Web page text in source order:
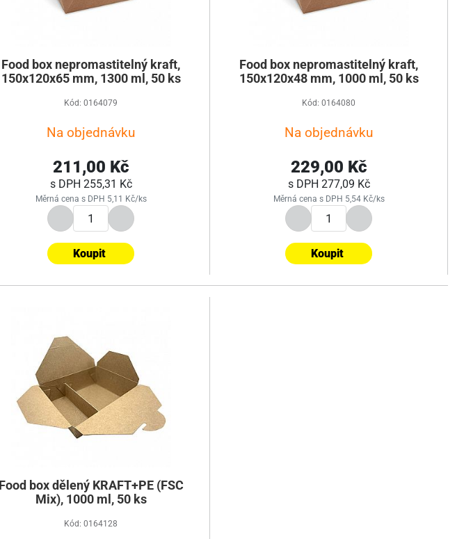
Food box nepromastitelný kraft,
150x120x65 mm, 1300 ml, 50 ks
Kód: 0164079
Na objednávku
211,00 Kč
s DPH 255,31 Kč
Měrná cena s DPH 5,11 Kč/ks
Koupit
Food box nepromastitelný kraft,
150x120x48 mm, 1000 ml, 50 ks
Kód: 0164080
Na objednávku
229,00 Kč
s DPH 277,09 Kč
Měrná cena s DPH 5,54 Kč/ks
Koupit
Food box dělený KRAFT+PE (FSC
Mix), 1000 ml, 50 ks
Kód: 0164128